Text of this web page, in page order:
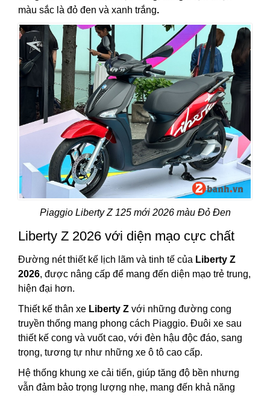
màu sắc là đỏ đen và xanh trắng.
Piaggio Liberty Z 125 mới 2026 màu Đỏ Đen
Liberty Z 2026 với diện mạo cực chất
Đường nét thiết kế lịch lãm và tinh tế của Liberty Z
2026, được nâng cấp để mang đến diện mạo trẻ trung,
hiện đại hơn.
Thiết kế thân xe Liberty Z với những đường cong
truyền thống mang phong cách Piaggio. Đuôi xe sau
thiết kế cong và vuốt cao, với đèn hậu độc đáo, sang
trọng, tương tự như những xe ô tô cao cấp.
Hệ thống khung xe cải tiến, giúp tăng độ bền nhưng
vẫn đảm bảo trọng lượng nhẹ, mang đến khả năng